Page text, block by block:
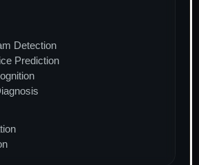
Detection
Prediction